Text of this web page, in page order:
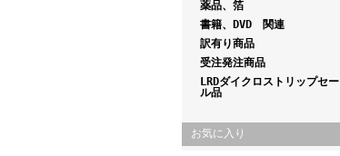
薬品、箔
書籍、DVD 関連
訳有り商品
受注発注商品
LRDダイクロストリップセー
ル品
お気に入り